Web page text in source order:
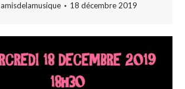
amisdelamusique 18 décembre 2019